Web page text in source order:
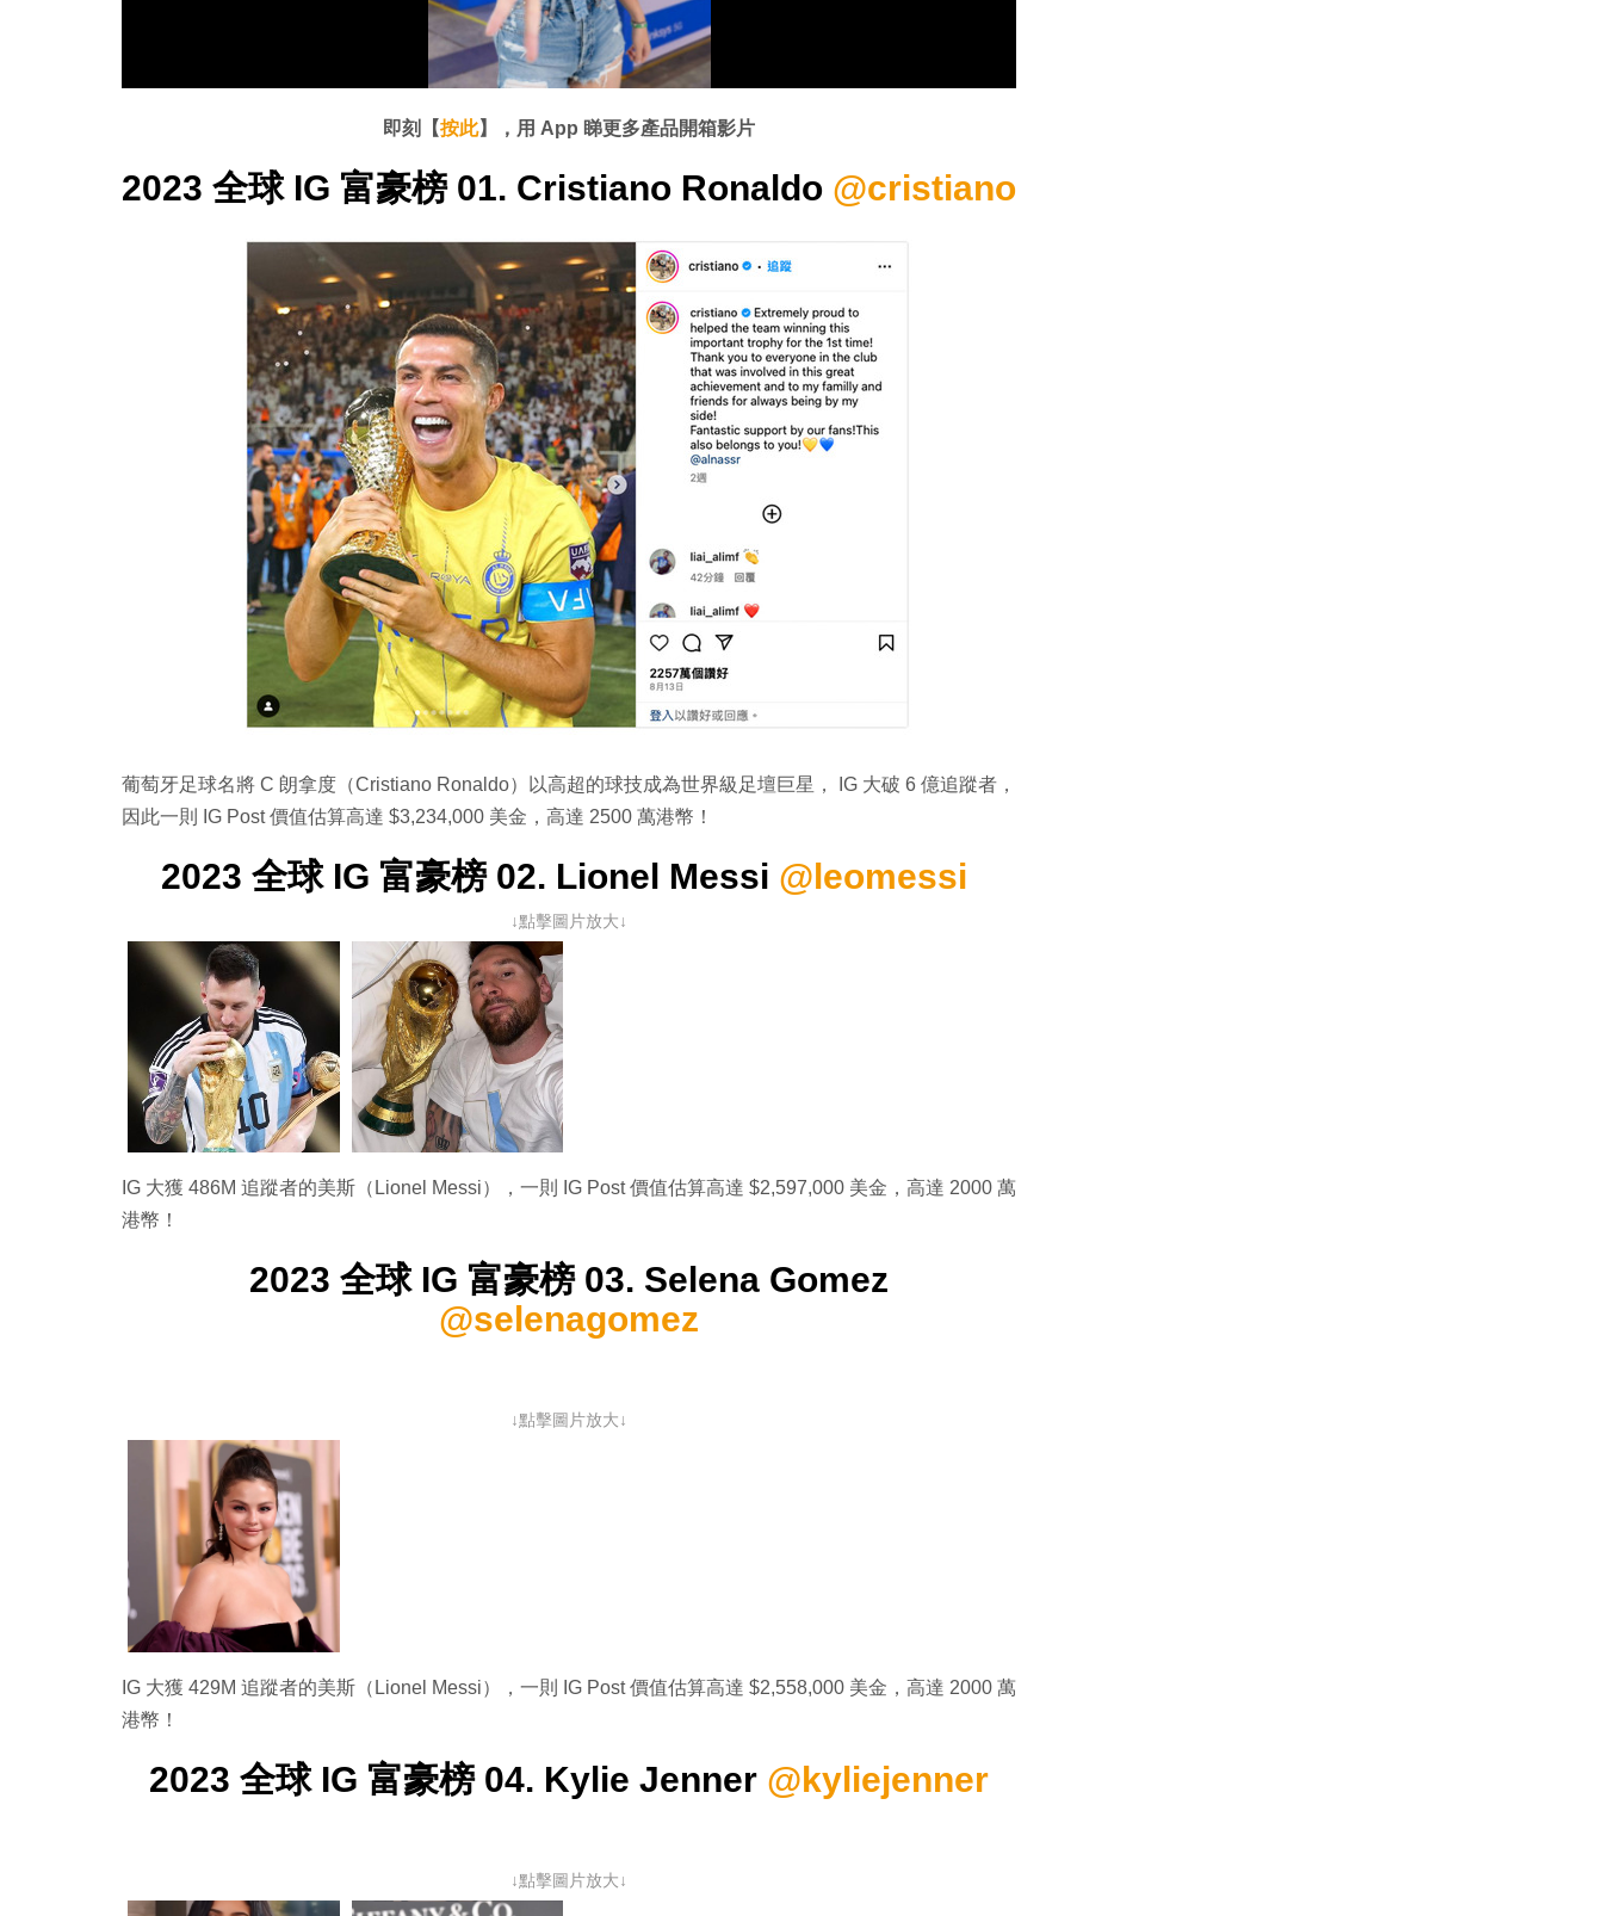
片
即刻【按此】，用 App 睇更多產品開箱影片
2023 全球 IG 富豪榜 01. Cristiano Ronaldo @cristiano
葡萄牙足球名將 C 朗拿度（Cristiano Ronaldo）以高超的球技成為世界級足壇巨星， IG 大破 6 億追蹤者，
因此一則 IG Post 價值估算高達 $3,234,000 美金，高達 2500 萬港幣！
2023 全球 IG 富豪榜 02. Lionel Messi @leomessi
↓點擊圖片放大↓
IG 大獲 486M 追蹤者的美斯（Lionel Messi），一則 IG Post 價值估算高達 $2,597,000 美金，高達 2000 萬
港幣！
2023 全球 IG 富豪榜 03. Selena Gomez
@selenagomez
↓點擊圖片放大↓
IG 大獲 429M 追蹤者的美斯（Lionel Messi），一則 IG Post 價值估算高達 $2,558,000 美金，高達 2000 萬
港幣！
2023 全球 IG 富豪榜 04. Kylie Jenner @kyliejenner
↓點擊圖片放大↓